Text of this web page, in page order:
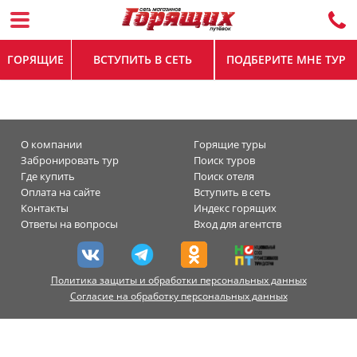
ГОРЯЩИЕ ВСТУПИТЬ В СЕТЬ ПОДБЕРИТЕ МНЕ ТУР
О компании
Горящие туры
Забронировать тур
Поиск туров
Где купить
Поиск отеля
Оплата на сайте
Вступить в сеть
Контакты
Индекс горящих
Ответы на вопросы
Вход для агентств
Политика защиты и обработки персональных данных
Согласие на обработку персональных данных